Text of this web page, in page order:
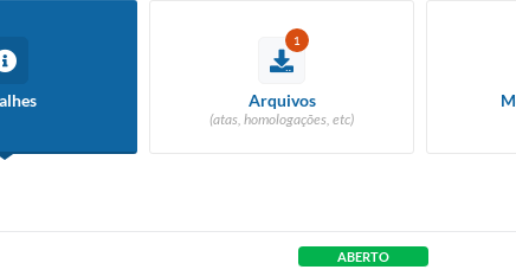
1
Arquivos
(atas, homologações, etc)
ABERTO